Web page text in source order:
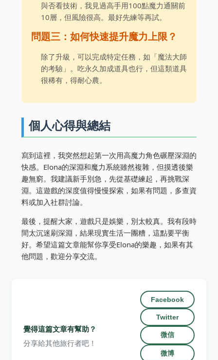
與否看技術，我見過高手用100點魔力通關前
10層，但風險很高。最好先練等再試。
問題三：如何快速提升魔力上限？
除了升級，可以完成特定任務，如「魔法大師
的考驗」。吃永久加成道具也行，但這類道具
很稀有，得耐心農。
個人心得與總結
寫到這裡，我突然想起第一次用高魔力角色碾壓深淵的
快感。Elona的深淵和魔力系統雖然複雜，但摸透後樂
趣無窮。我建議新手別急，先從基礎練起，再挑戰深
淵。這遊戲的深度值得慢慢探索，如果有問題，多查資
料或加入社群討論。
最後，提醒大家，遊戲只是娛樂，別太較真。我有段時
間太沉迷刷深淵，結果現實生活一團糟，這點要平衡
好。希望這篇文章能幫你享受Elona的樂趣，如果有其
他問題，歡迎分享交流。
覺得這篇文章有幫助？
分享給其他旅行者吧！
Facebook
Twitter
微信
微博